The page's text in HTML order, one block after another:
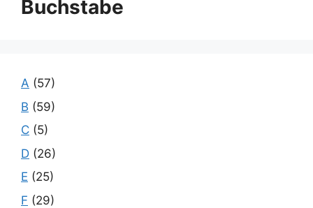
Buchstabe
A (57)
B (59)
C (5)
D (26)
E (25)
F (29)